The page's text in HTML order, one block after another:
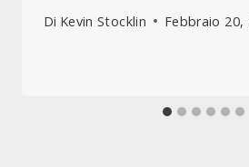
Di Kevin Stocklin Febbraio 20,